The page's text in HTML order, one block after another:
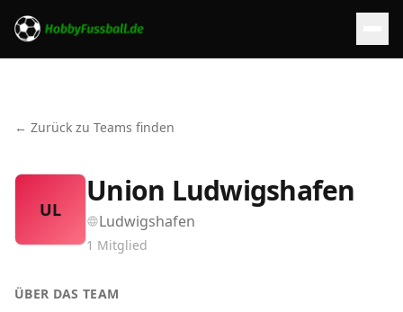
← Zurück zu Teams finden
UL
Union Ludwigshafen
Ludwigshafen
1 Mitglied
ÜBER DAS TEAM